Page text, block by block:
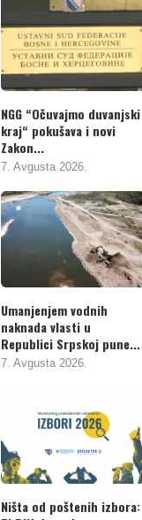
NGG “Očuvajmo duvanjski
kraj“ pokušava i novi
Zakon...
7. Avgusta 2026.
Umanjenjem vodnih
naknada vlasti u
Republici Srpskoj pune...
7. Avgusta 2026.
Ništa od poštenih izbora: